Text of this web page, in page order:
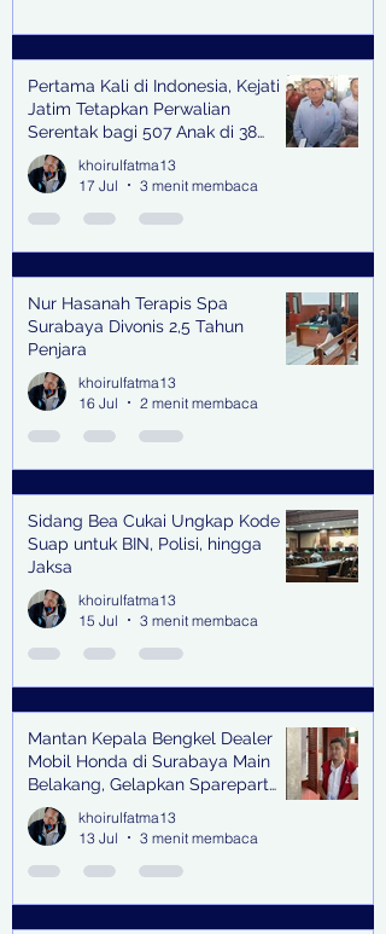
Pertama Kali di Indonesia, Kejati
Jatim Tetapkan Perwalian
Serentak bagi 507 Anak di 38
Kabupaten & Kota
khoirulfatma13
17 Jul
3 menit membaca
Nur Hasanah Terapis Spa
Surabaya Divonis 2,5 Tahun
Penjara
khoirulfatma13
16 Jul
2 menit membaca
Sidang Bea Cukai Ungkap Kode
Suap untuk BIN, Polisi, hingga
Jaksa
khoirulfatma13
15 Jul
3 menit membaca
Mantan Kepala Bengkel Dealer
Mobil Honda di Surabaya Main
Belakang, Gelapkan Sparepart
Senilai Rp 1,9 Miliar
khoirulfatma13
13 Jul
3 menit membaca